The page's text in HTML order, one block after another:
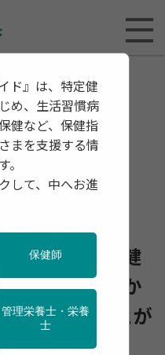
習慣が母子の健
がる 妊娠前か
も増やすことが
ド』は、特定健
め、生活習慣病
健など、保健指
まを支援する情
。
して、中へお進
保健師
管理栄養士・栄養
士